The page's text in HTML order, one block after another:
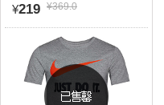
¥219 ¥369.0